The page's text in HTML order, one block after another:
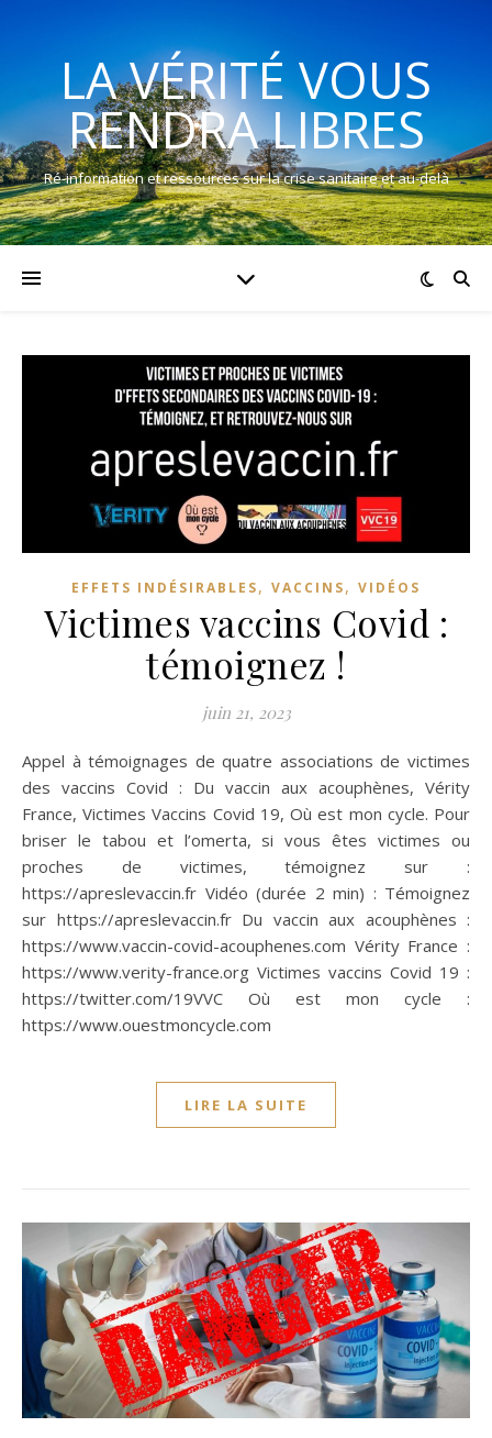
LA VÉRITÉ VOUS
RENDRA LIBRES
Ré-information et ressources sur la crise sanitaire et au-delà
EFFETS INDÉSIRABLES, VACCINS, VIDÉOS
Victimes vaccins Covid :
témoignez !
juin 21, 2023
Appel à témoignages de quatre associations de victimes
des vaccins Covid : Du vaccin aux acouphènes, Vérity
France, Victimes Vaccins Covid 19, Où est mon cycle. Pour
briser le tabou et l’omerta, si vous êtes victimes ou
proches de victimes, témoignez sur :
https://apreslevaccin.fr Vidéo (durée 2 min) : Témoignez
sur https://apreslevaccin.fr Du vaccin aux acouphènes :
https://www.vaccin-covid-acouphenes.com Vérity France :
https://www.verity-france.org Victimes vaccins Covid 19 :
https://twitter.com/19VVC Où est mon cycle :
https://www.ouestmoncycle.com
LIRE LA SUITE